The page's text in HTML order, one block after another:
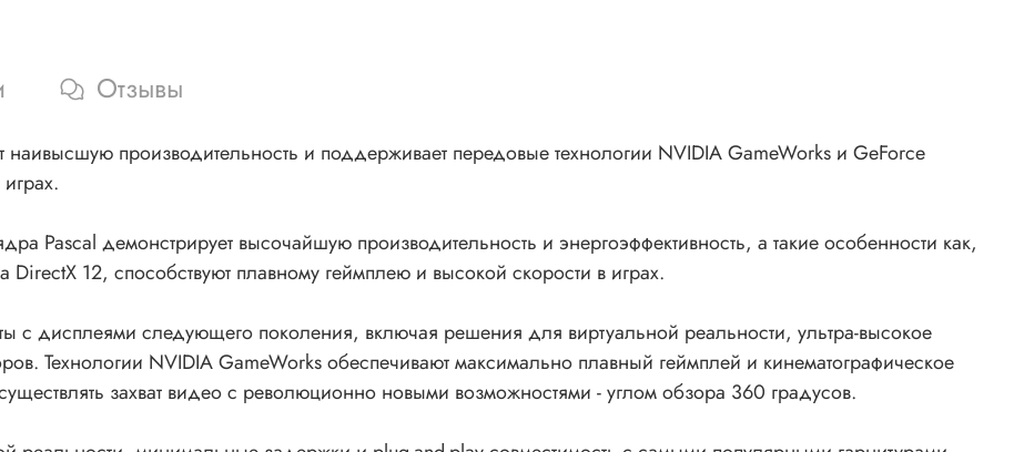
Отзывы
производительность и поддерживает передовые технологии NVIDIA GameWorks и GeForce
Pascal демонстрирует высочайшую производительность и энергоэффективность, а такие особенности как,
DirectX 12, способствуют плавному геймплею и высокой скорости в играх.
с дисплеями следующего поколения, включая решения для виртуальной реальности, ультра-высокое
Технологии NVIDIA GameWorks обеспечивают максимально плавный геймплей и кинематографическое
захват видео с революционно новыми возможностями - углом обзора 360 градусов.